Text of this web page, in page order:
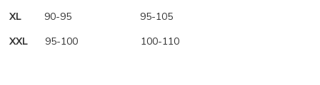
XL 90-95 95-105
XXL 95-100 100-110